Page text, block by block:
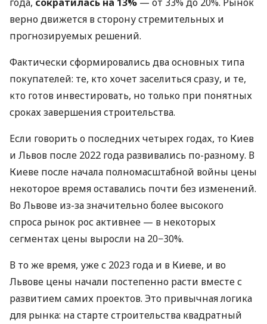
верно движется в сторону стремительных и
прогнозируемых решений.
Фактически сформировались два основных типа
покупателей: те, кто хочет заселиться сразу, и те,
кто готов инвестировать, но только при понятных
сроках завершения строительства.
Если говорить о последних четырех годах, то Киев
и Львов после 2022 года развивались по-разному. В
Киеве после начала полномасштабной войны цены
некоторое время оставались почти без изменений.
Во Львове из-за значительно более высокого
спроса рынок рос активнее — в некоторых
сегментах цены выросли на 20−30%.
В то же время, уже с 2023 года и в Киеве, и во
Львове цены начали постепенно расти вместе с
развитием самих проектов. Это привычная логика
для рынка: на старте строительства квадратный